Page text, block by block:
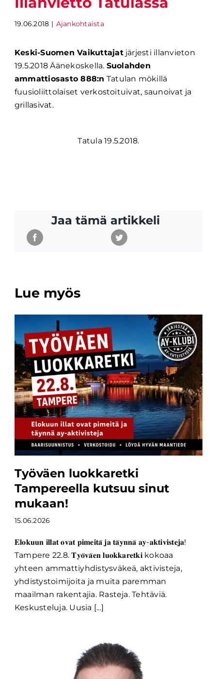
19.06.2018 | Ajankohtaista
Keski-Suomen Vaikuttajatjärjesti illanvieton
19.5.2018 Äänekoskella. Suolahden
ammattiosasto 888:n Tatulan mökillä
fuusioliittolaiset verkostoituivat, saunoivat ja
grillasivat.
Tatula 19.5.2018.
Jaa tämä artikkeli
Lue myös
Työväen luokkaretki
Tampereella kutsuu sinut
mukaan!
15.06.2026
𝐄𝐥𝐨𝐤𝐮𝐮𝐧 𝐢𝐥𝐥𝐚𝐭 𝐨𝐯𝐚𝐭 𝐩𝐢𝐦𝐞𝐢𝐭𝐚̈ 𝐣𝐚 𝐭𝐚̈𝐲𝐧𝐧𝐚̈ 𝐚𝐲-𝐚𝐤𝐭𝐢𝐯𝐢𝐬𝐭𝐞𝐣𝐚!
Tampere 22.8. 𝐓𝐲𝐨̈𝐯𝐚̈𝐞𝐧 𝐥𝐮𝐨𝐤𝐤𝐚𝐫𝐞𝐭𝐤𝐢 kokoaa
yhteen ammattiyhdistysväkeä, aktivisteja,
yhdistystoimijoita ja muita paremman
maailman rakentajia. Rasteja. Tehtäviä.
Keskusteluja. Uusia [...]